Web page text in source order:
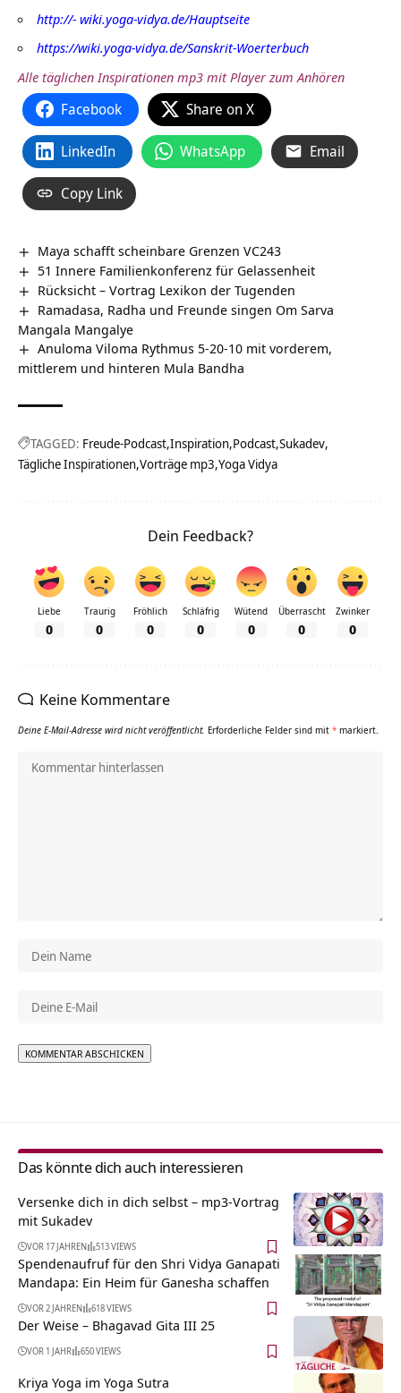
http://- wiki.yoga-vidya.de/Hauptseite
https://wiki.yoga-vidya.de/Sanskrit-Woerterbuch
Alle täglichen Inspirationen mp3 mit Player zum Anhören
Facebook Share on X
LinkedIn WhatsApp Email
Copy Link
Maya schafft scheinbare Grenzen VC243
51 Innere Familienkonferenz für Gelassenheit
Rücksicht – Vortrag Lexikon der Tugenden
Ramadasa, Radha und Freunde singen Om Sarva
Mangala Mangalye
Anuloma Viloma Rythmus 5-20-10 mit vorderem,
mittlerem und hinteren Mula Bandha
TAGGED: Freude-Podcast Inspiration Podcast Sukadev
Tägliche Inspirationen Vorträge mp3 Yoga Vidya
Dein Feedback?
Liebe
0
Traurig
0
Fröhlich
0
Schläfrig
0
Wütend
0
Überrascht
0
Zwinker
0
Keine Kommentare
Deine E-Mail-Adresse wird nicht veröffentlicht. Erforderliche Felder sind mit * markiert.
Das könnte dich auch interessieren
Versenke dich in dich selbst – mp3-Vortrag
mit Sukadev
VOR 17 JAHREN 513 VIEWS
Spendenaufruf für den Shri Vidya Ganapati
Mandapa: Ein Heim für Ganesha schaffen
VOR 2 JAHREN 618 VIEWS
Der Weise – Bhagavad Gita III 25
VOR 1 JAHR 650 VIEWS
Kriya Yoga im Yoga Sutra